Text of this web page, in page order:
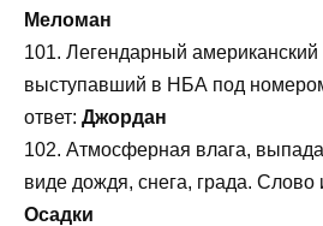
Меломан
101. Легендарный американский
выступавший в НБА под
ответ: Джордан
102. Атмосферная влага,
виде дождя, снега, града. Слово
Осадки